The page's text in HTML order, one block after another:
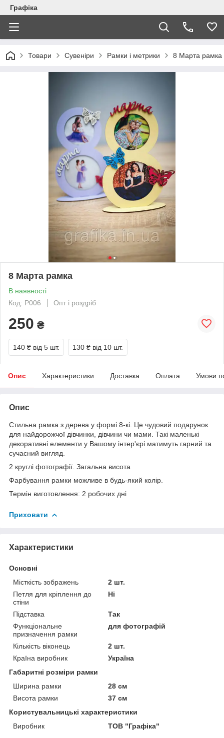
Графіка
Товари Сувеніри Рамки і метрики 8 Марта рамка
8 Марта рамка
В наявності
Код: Р006
Опт і роздріб
250 ₴
140 ₴ від 5 шт. 130 ₴ від 10 шт.
Опис Характеристики Доставка Оплата Умови
Опис
Стильна рамка з дерева у формі 8-кі. Це чудовий подарунок
для найдорожчої дівчинки, дівчини чи мами. Такі маленькі
декоративні елементи у Вашому інтер'єрі матимуть гарний та
сучасний вигляд.
2 круглі фотографії. Загальна висота
Фарбування рамки можливе в будь-який колір.
Термін виготовлення: 2 робочих дні
Приховати
Характеристики
Основні
Місткість зображень
2 шт.
Петля для кріплення до
стіни
Ні
Підставка
Так
Функціональне
призначення рамки
для фотографій
Кількість віконець
2 шт.
Країна виробник
Україна
Габаритні розміри рамки
Ширина рамки
28 см
Висота рамки
37 см
Користувальницькі характеристики
Виробник
ТОВ "Графіка"